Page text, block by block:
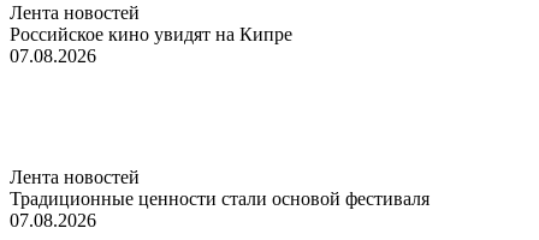
Лента новостей
Российское кино увидят на Кипре
07.08.2026
Лента новостей
Традиционные ценности стали основой фестиваля
07.08.2026